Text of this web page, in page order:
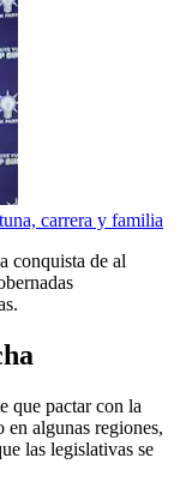
carrera y familia
conquista de al
que pactar con la
algunas regiones,
las legislativas se